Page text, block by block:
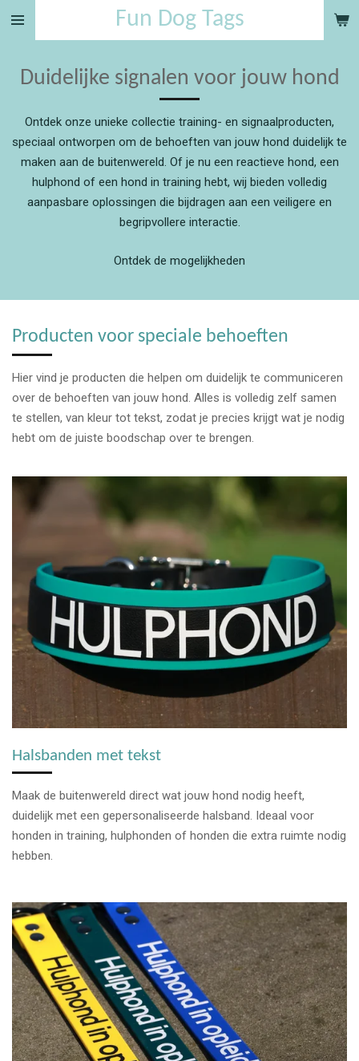
Ga
direct
Fun Dog Tags
Duidelijke signalen voor jouw hond
Ontdek onze unieke collectie training- en signaalproducten,
speciaal ontworpen om de behoeften van jouw hond duidelijk te
maken aan de buitenwereld. Of je nu een reactieve hond, een
hulphond of een hond in training hebt, wij bieden volledig
aanpasbare oplossingen die bijdragen aan een veiligere en
begripvollere interactie.
Ontdek de mogelijkheden
Producten voor speciale behoeften
Hier vind je producten die helpen om duidelijk te communiceren
over de behoeften van jouw hond. Alles is volledig zelf samen
te stellen, van kleur tot tekst, zodat je precies krijgt wat je nodig
hebt om de juiste boodschap over te brengen.
Halsbanden met tekst
Maak de buitenwereld direct wat jouw hond nodig heeft,
duidelijk met een gepersonaliseerde halsband. Ideaal voor
honden in training, hulphonden of honden die extra ruimte nodig
hebben.